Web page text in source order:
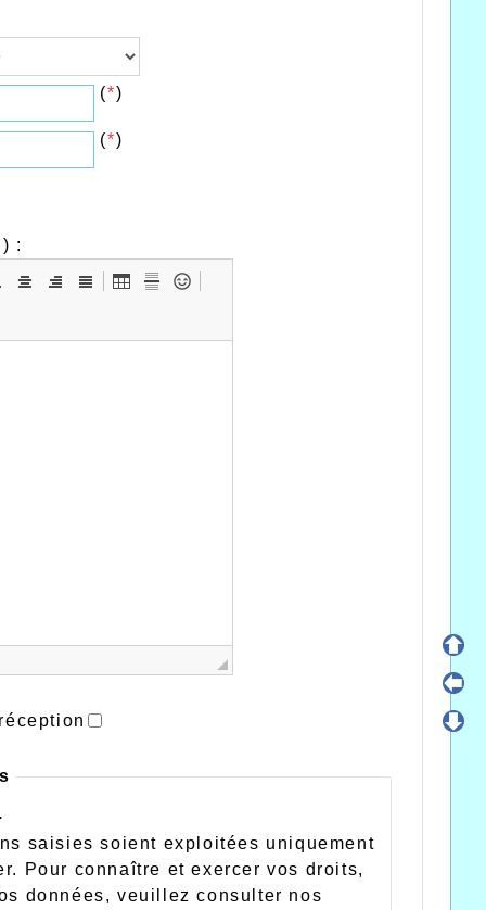
(*)
(*)
) :
saisies soient exploitées uniquement
Pour connaître et exercer vos droits,
données, veuillez consulter nos